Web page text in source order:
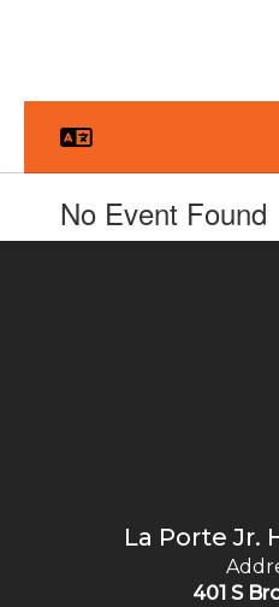
No Event Found
La Porte Jr.
401 S